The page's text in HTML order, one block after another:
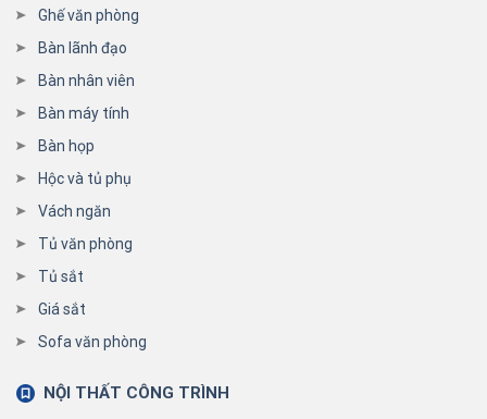
Ghế văn phòng
Bàn lãnh đạo
Bàn nhân viên
Bàn máy tính
Bàn họp
Hộc và tủ phụ
Vách ngăn
Tủ văn phòng
Tủ sắt
Giá sắt
Sofa văn phòng
NỘI THẤT CÔNG TRÌNH